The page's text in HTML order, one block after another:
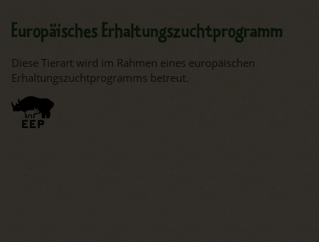
Europäisches Erhaltungszuchtprogramm
Diese Tierart wird im Rahmen eines europäischen
Erhaltungszuchtprogramms betreut.